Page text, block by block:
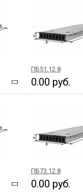
ПБ51.12 8
0.00 руб.
ПБ73.12 8
0.00 руб.